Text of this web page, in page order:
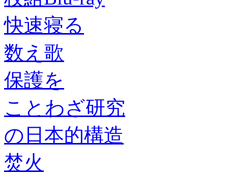
快速寝る
数え歌
保護を
ことわざ研究
の日本的構造
焚火